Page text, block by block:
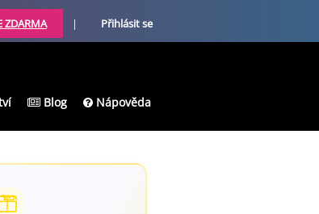
ZDARMA | Přihlásit se
Blog Nápověda